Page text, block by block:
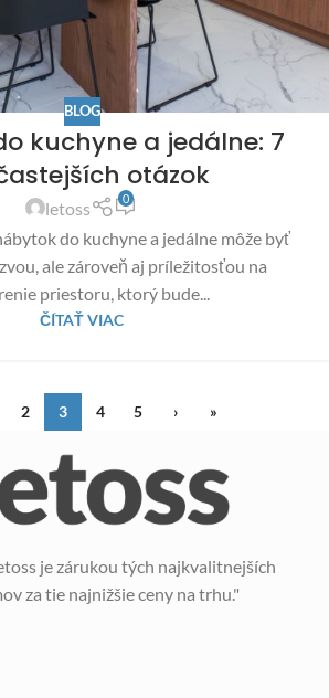
BLOG
kuchyne a jedálne: 7
otázok
letoss 0
do kuchyne a jedálne môže byť
ale zároveň aj príležitosťou na
priestoru, ktorý bude...
ČÍTAŤ VIAC
2 3 4 5 › »
je zárukou tých najkvalitnejších
za tie najnižšie ceny na trhu."